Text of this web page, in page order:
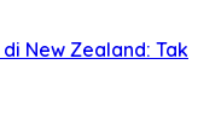
New Zealand: Tak